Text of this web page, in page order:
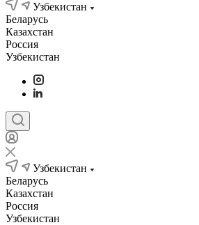
Узбекистан
Беларусь
Казахстан
Россия
Узбекистан
Узбекистан
Беларусь
Казахстан
Россия
Узбекистан